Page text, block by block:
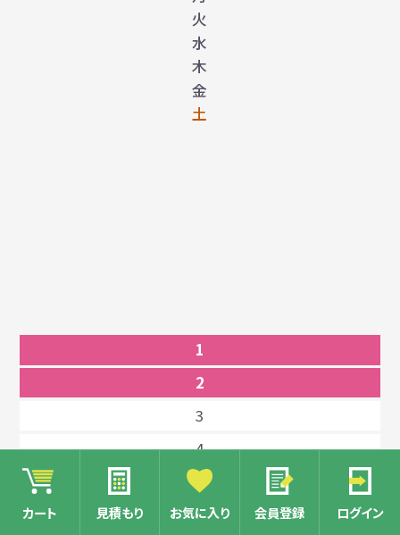
カート 見積もり お気に入り 会員登録 ログイン
火
水
木
金
土
1
2
3
4
6